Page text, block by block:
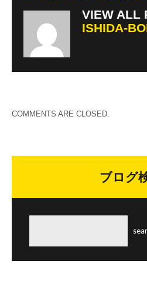
VIEW ALL
ISHIDA-
COMMENTS ARE CLOSED.
ブログ